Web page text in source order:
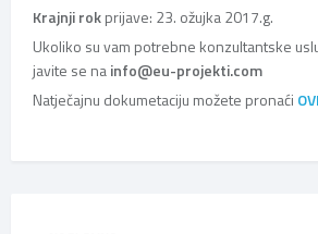
Krajnji rokprijave: 23. ožujka 2017.g.
Ukoliko su vam potrebne konzultantske
javite se nainfo@eu-projekti.com
Natječajnu dokumetaciju možete pronaći